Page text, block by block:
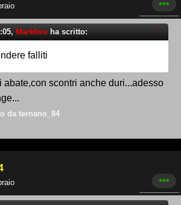
Markfere ha scritto:
falliti
abate,con scontri anche duri...adesso
da ternano_84